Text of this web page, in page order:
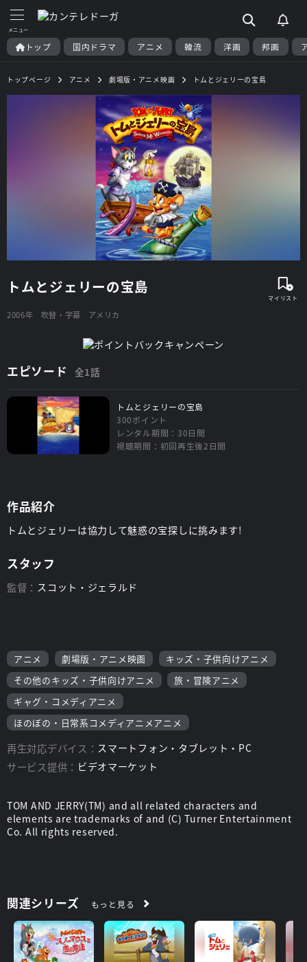
トップ 国内ドラマ アニメ 韓流 洋画 邦画
トップページ アニメ 劇場版・アニメ映画 トムとジェリーの宝島
トムとジェリーの宝島
2006年 吹替・字幕 アメリカ
エピソード 全1話
トムとジェリーの宝島
300ポイント
レンタル期間：30日間
視聴期間：初回再生後2日間
作品紹介
トムとジェリーは協力して魅惑の宝探しに挑みます!
スタッフ
監督： スコット・ジェラルド
アニメ 劇場版・アニメ映画
キッズ・子供向けアニメ
その他のキッズ・子供向けアニメ
旅・冒険アニメ
ギャグ・コメディアニメ
ほのぼの・日常系コメディアニメアニメ
再生対応デバイス： スマートフォン・タブレット・PC
サービス提供： ビデオマーケット
TOM AND JERRY(TM) and all related characters and
elements are trademarks of and (C) Turner Entertainment
Co. All rights reserved.
関連シリーズ もっと見る